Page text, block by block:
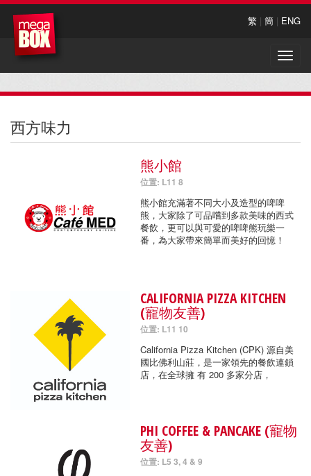
繁 | 簡 | ENG
Toggle
西方味力
熊小館
位置: L11 8
熊小館充滿著不同大小及造型的啤啤
熊，大家除了可品嚐到多款美味的西式
餐飲，更可以與可愛的啤啤熊玩樂一
番，為大家帶來簡單而美好的回憶！
CALIFORNIA PIZZA KITCHEN
(寵物友善)
位置: L11 10
California Pizza Kitchen (CPK) 源自美
國比佛利山莊，是一家領先的餐飲連鎖
店，在全球擁 有 200 多家分店，
PHI COFFEE & PANCAKE (寵物
友善)
位置: L5 3, 4 & 9